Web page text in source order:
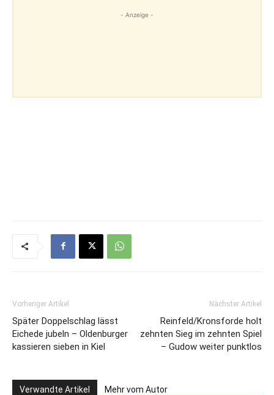
- Anzeige -
Vorheriger Artikel
Später Doppelschlag lässt
Eichede jubeln – Oldenburger
kassieren sieben in Kiel
Nächster Artikel
Reinfeld/Kronsforde holt
zehnten Sieg im zehnten Spiel
– Gudow weiter punktlos
Verwandte Artikel Mehr vom Autor